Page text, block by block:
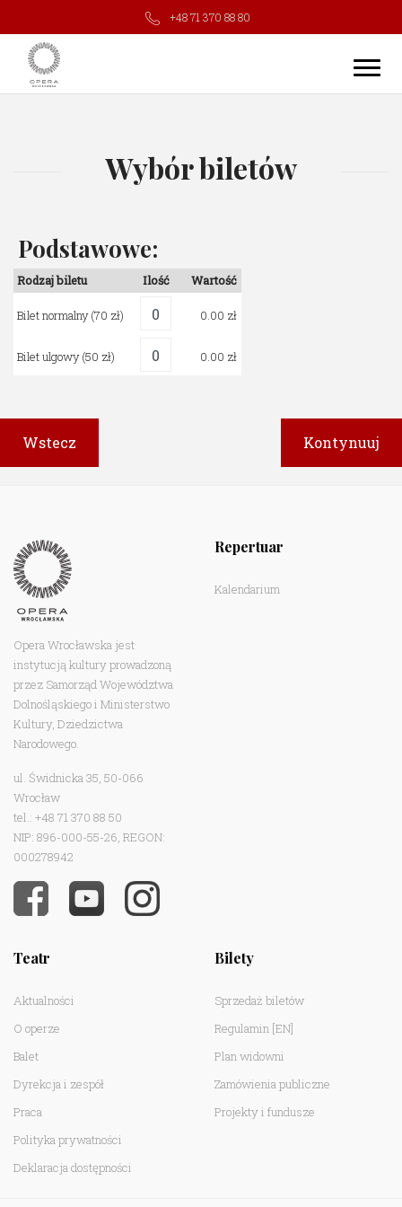
+48 71 370 88 80
Wybór biletów
Podstawowe:
Rodzaj biletu Ilość Wartość
Bilet normalny (70 zł) 0.00
Bilet ulgowy (50 zł) 0.00
Opera Wrocławska jest
instytucją kultury prowadzoną
przez Samorząd Województwa
Dolnośląskiego i Ministerstwo
Kultury, Dziedzictwa
Narodowego.
ul. Świdnicka 35, 50-066
Wrocław
tel.: +48 71 370 88 50
NIP: 896-000-55-26, REGON:
000278942
Repertuar
Kalendarium
Teatr
Aktualności
O operze
Balet
Dyrekcja i zespół
Praca
Polityka prywatności
Deklaracja dostępności
Bilety
Sprzedaż biletów
Regulamin [EN]
Plan widowni
Zamówienia publiczne
Projekty i fundusze